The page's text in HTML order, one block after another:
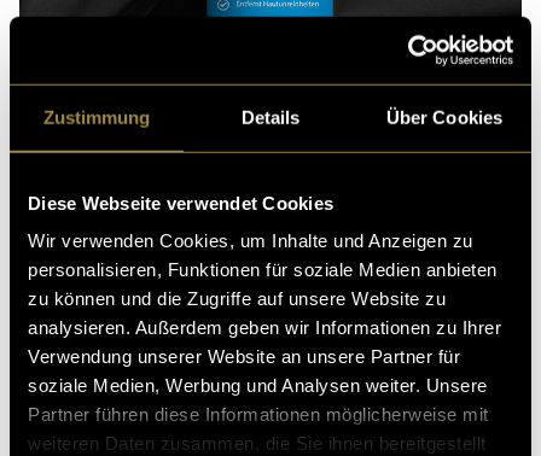
Zustimmung Details Über Cookies
Diese Webseite verwendet Cookies
Wir verwenden Cookies, um Inhalte und Anzeigen zu
personalisieren, Funktionen für soziale Medien anbieten
zu können und die Zugriffe auf unsere Website zu
analysieren. Außerdem geben wir Informationen zu Ihrer
Verwendung unserer Website an unsere Partner für
soziale Medien, Werbung und Analysen weiter. Unsere
Partner führen diese Informationen möglicherweise mit
weiteren Daten zusammen, die Sie ihnen bereitgestellt
In Anlehnung an die Marke Nivea
(stm)